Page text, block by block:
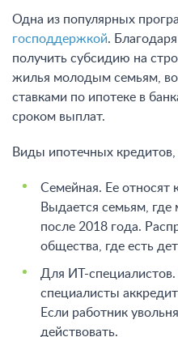
Одна из популярных
господдержкой.
получить субсидию на
жилья молодым семьям,
ставками по ипотеке в
сроком выплат.
Виды ипотечных
Семейная. Ее относят
Выдается семьям,
после 2018 года.
общества, где есть
Для ИТ-специалистов.
специалисты
Если работник
действовать.